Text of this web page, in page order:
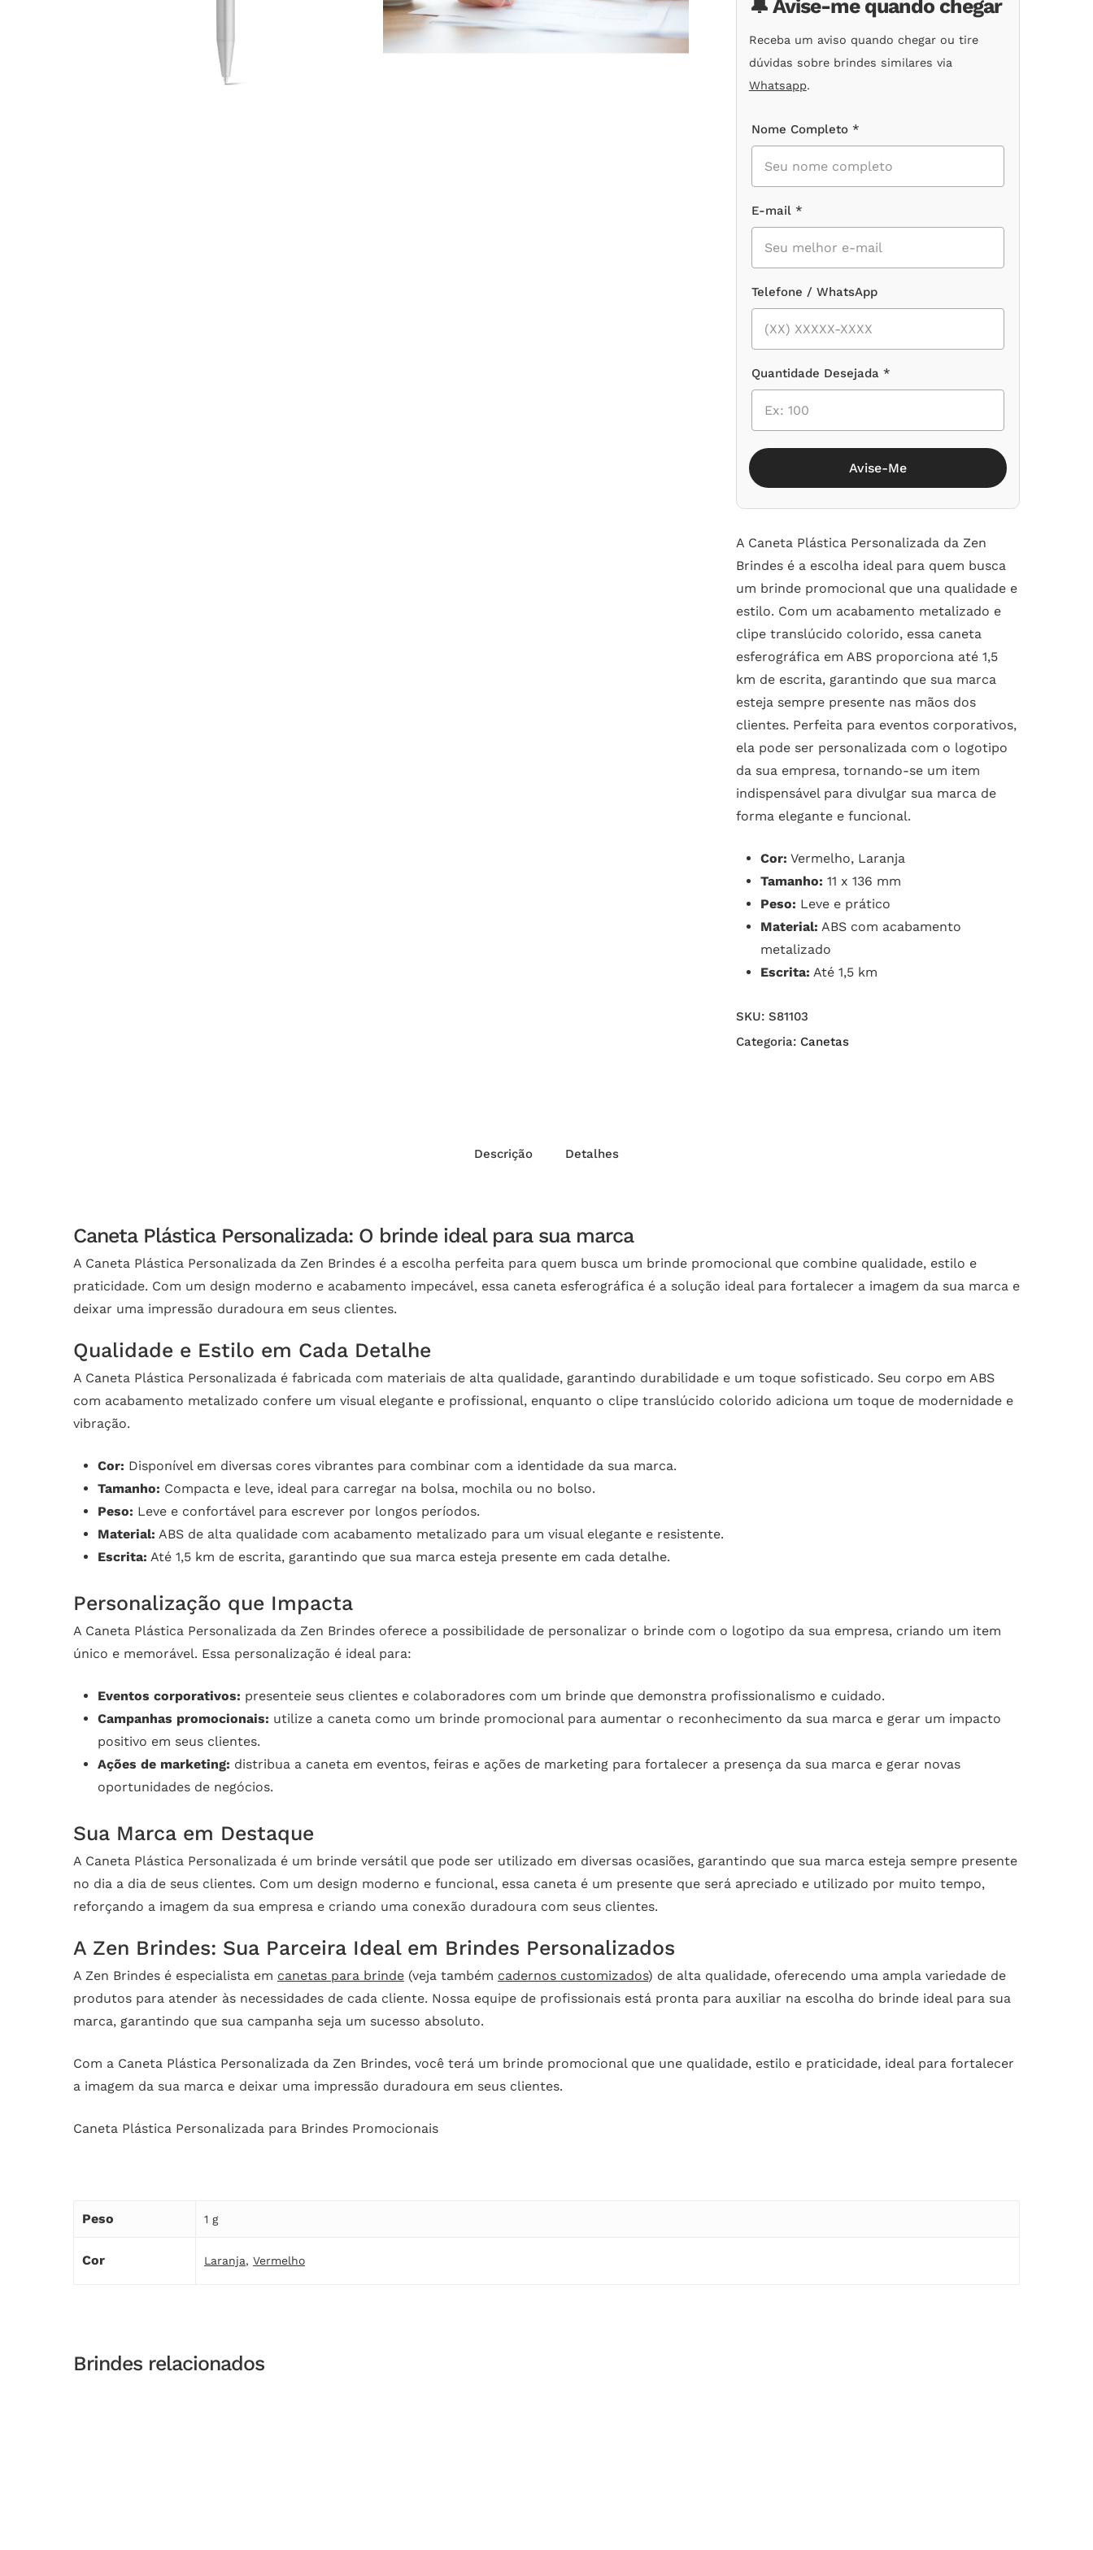
🔔 Avise-me quando chegar
Receba um aviso quando chegar ou tire
dúvidas sobre brindes similares via
Whatsapp.
Nome Completo *
E-mail *
Telefone / WhatsApp
Quantidade Desejada *
Avise-Me
A Caneta Plástica Personalizada da Zen
Brindes é a escolha ideal para quem busca
um brinde promocional que una qualidade e
estilo. Com um acabamento metalizado e
clipe translúcido colorido, essa caneta
esferográfica em ABS proporciona até 1,5
km de escrita, garantindo que sua marca
esteja sempre presente nas mãos dos
clientes. Perfeita para eventos corporativos,
ela pode ser personalizada com o logotipo
da sua empresa, tornando-se um item
indispensável para divulgar sua marca de
forma elegante e funcional.
Cor: Vermelho, Laranja
Tamanho: 11 x 136 mm
Peso: Leve e prático
Material: ABS com acabamento
metalizado
Escrita: Até 1,5 km
SKU: S81103
Categoria: Canetas
Descrição Detalhes
Caneta Plástica Personalizada: O brinde ideal para sua marca
A Caneta Plástica Personalizada da Zen Brindes é a escolha perfeita para quem busca um brinde promocional que combine qualidade, estilo e
praticidade. Com um design moderno e acabamento impecável, essa caneta esferográfica é a solução ideal para fortalecer a imagem da sua marca e
deixar uma impressão duradoura em seus clientes.
Qualidade e Estilo em Cada Detalhe
A Caneta Plástica Personalizada é fabricada com materiais de alta qualidade, garantindo durabilidade e um toque sofisticado. Seu corpo em ABS
com acabamento metalizado confere um visual elegante e profissional, enquanto o clipe translúcido colorido adiciona um toque de modernidade e
vibração.
Cor: Disponível em diversas cores vibrantes para combinar com a identidade da sua marca.
Tamanho: Compacta e leve, ideal para carregar na bolsa, mochila ou no bolso.
Peso: Leve e confortável para escrever por longos períodos.
Material: ABS de alta qualidade com acabamento metalizado para um visual elegante e resistente.
Escrita: Até 1,5 km de escrita, garantindo que sua marca esteja presente em cada detalhe.
Personalização que Impacta
A Caneta Plástica Personalizada da Zen Brindes oferece a possibilidade de personalizar o brinde com o logotipo da sua empresa, criando um item
único e memorável. Essa personalização é ideal para:
Eventos corporativos: presenteie seus clientes e colaboradores com um brinde que demonstra profissionalismo e cuidado.
Campanhas promocionais: utilize a caneta como um brinde promocional para aumentar o reconhecimento da sua marca e gerar um impacto
positivo em seus clientes.
Ações de marketing: distribua a caneta em eventos, feiras e ações de marketing para fortalecer a presença da sua marca e gerar novas
oportunidades de negócios.
Sua Marca em Destaque
A Caneta Plástica Personalizada é um brinde versátil que pode ser utilizado em diversas ocasiões, garantindo que sua marca esteja sempre presente
no dia a dia de seus clientes. Com um design moderno e funcional, essa caneta é um presente que será apreciado e utilizado por muito tempo,
reforçando a imagem da sua empresa e criando uma conexão duradoura com seus clientes.
A Zen Brindes: Sua Parceira Ideal em Brindes Personalizados
A Zen Brindes é especialista em canetas para brinde (veja também cadernos customizados) de alta qualidade, oferecendo uma ampla variedade de
produtos para atender às necessidades de cada cliente. Nossa equipe de profissionais está pronta para auxiliar na escolha do brinde ideal para sua
marca, garantindo que sua campanha seja um sucesso absoluto.
Com a Caneta Plástica Personalizada da Zen Brindes, você terá um brinde promocional que une qualidade, estilo e praticidade, ideal para fortalecer
a imagem da sua marca e deixar uma impressão duradoura em seus clientes.
Caneta Plástica Personalizada para Brindes Promocionais
Peso 1 g
Cor Laranja, Vermelho
Brindes relacionados